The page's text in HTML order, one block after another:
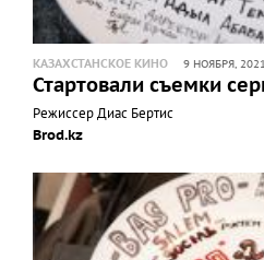
КАЗАХСТАНСКОЕ КИНО 9 НОЯБРЯ, 2021
Стартовали съемки
Режиссер Диас Бертис
Brod.kz